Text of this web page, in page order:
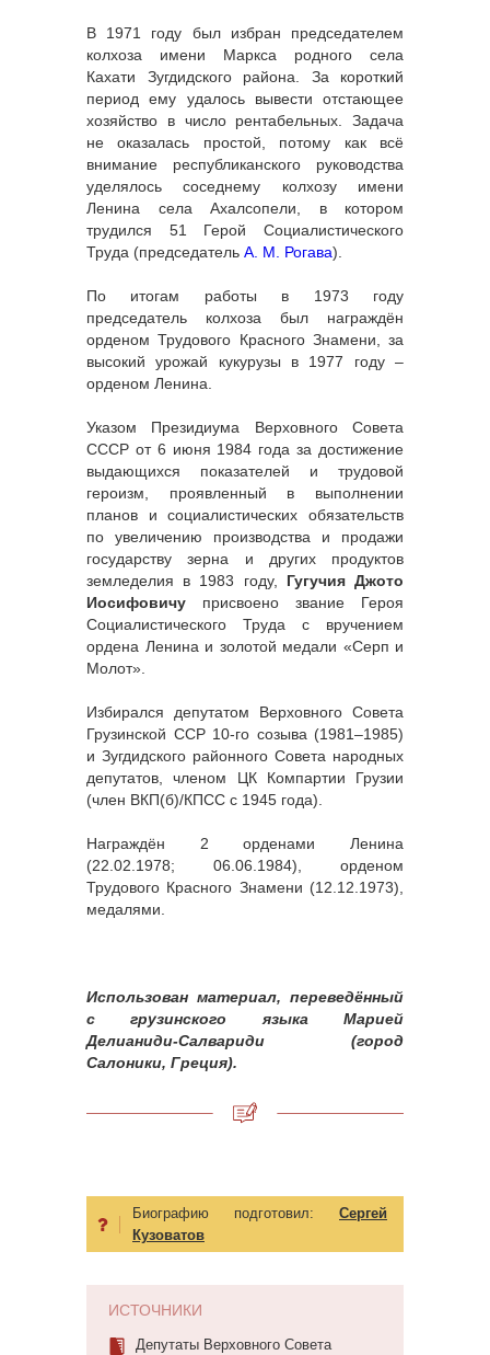
В 1971 году был избран председателем
колхоза имени Маркса родного села
Кахати Зугдидского района. За короткий
период ему удалось вывести отстающее
хозяйство в число рентабельных. Задача
не оказалась простой, потому как всё
внимание республиканского руководства
уделялось соседнему колхозу имени
Ленина села Ахалсопели, в котором
трудился 51 Герой Социалистического
Труда (председатель А. М. Рогава).
По итогам работы в 1973 году
председатель колхоза был награждён
орденом Трудового Красного Знамени, за
высокий урожай кукурузы в 1977 году –
орденом Ленина.
Указом Президиума Верховного Совета
СССР от 6 июня 1984 года за достижение
выдающихся показателей и трудовой
героизм, проявленный в выполнении
планов и социалистических обязательств
по увеличению производства и продажи
государству зерна и других продуктов
земледелия в 1983 году, Гугучия Джото
Иосифовичу присвоено звание Героя
Социалистического Труда с вручением
ордена Ленина и золотой медали «Серп и
Молот».
Избирался депутатом Верховного Совета
Грузинской ССР 10-го созыва (1981–1985)
и Зугдидского районного Совета народных
депутатов, членом ЦК Компартии Грузии
(член ВКП(б)/КПСС с 1945 года).
Награждён 2 орденами Ленина
(22.02.1978; 06.06.1984), орденом
Трудового Красного Знамени (12.12.1973),
медалями.
Использован материал, переведённый
с грузинского языка Марией
Делианиди-Салвариди (город
Салоники, Греция).
Биографию подготовил: Сергей
Кузоватов
ИСТОЧНИКИ
Депутаты Верховного Совета